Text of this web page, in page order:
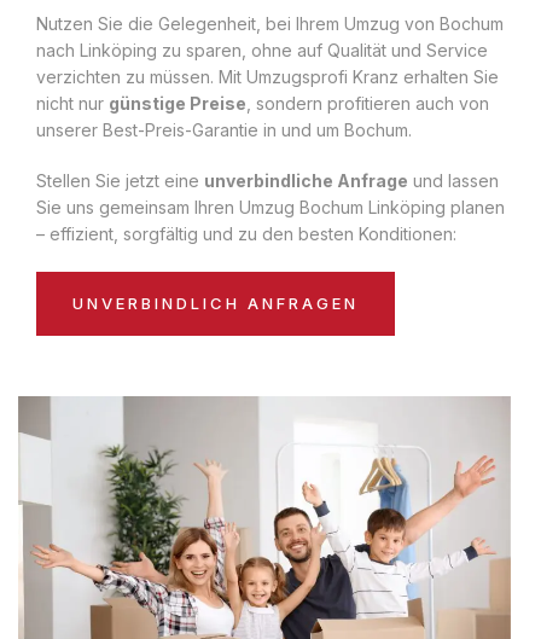
Nutzen Sie die Gelegenheit, bei Ihrem Umzug von Bochum
nach Linköping zu sparen, ohne auf Qualität und Service
verzichten zu müssen. Mit Umzugsprofi Kranz erhalten Sie
nicht nur günstige Preise , sondern profitieren auch von
unserer Best-Preis-Garantie in und um Bochum.
Stellen Sie jetzt eine unverbindliche Anfrage und lassen
Sie uns gemeinsam Ihren Umzug Bochum Linköping planen
– effizient, sorgfältig und zu den besten Konditionen:
UNVERBINDLICH ANFRAGEN